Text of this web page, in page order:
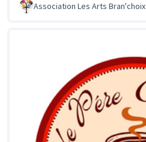
Association Les Arts Bran'choix